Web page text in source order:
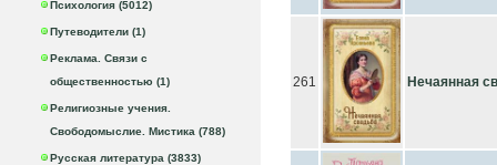
Психология (5012)
Путеводители (1)
Реклама. Связи с
общественностью (1)
Религиозные учения.
Свободомыслие. Мистика (788)
Русская литература (3833)
261 Нечаянная